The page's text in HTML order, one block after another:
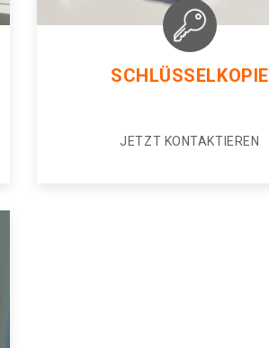
SCHLÜSSELKOPIE
JETZT KONTAKTIEREN